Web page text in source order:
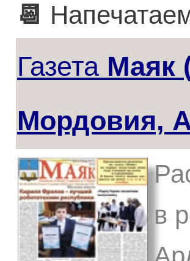
📆
Газета Маяк
Мордовия,
в